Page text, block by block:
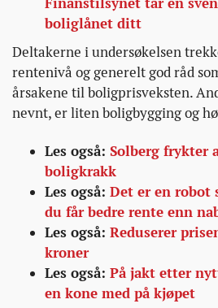
boliglånet ditt
Deltakerne i undersøkelsen
rentenivå og generelt god råd
årsakene til boligprisveksten.
nevnt, er liten boligbygging og
Les også: Solberg frykter
boligkrakk
Les også: Det er en robot
du får bedre rente enn
Les også: Reduserer
kroner
Les også: På jakt etter
en kone med på kjøpet